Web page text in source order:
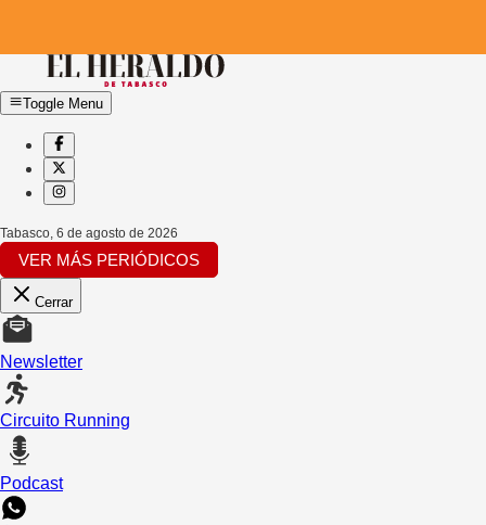
Toggle Menu
Tabasco, 6 de agosto de 2026
VER MÁS PERIÓDICOS
Cerrar
Newsletter
Circuito Running
Podcast